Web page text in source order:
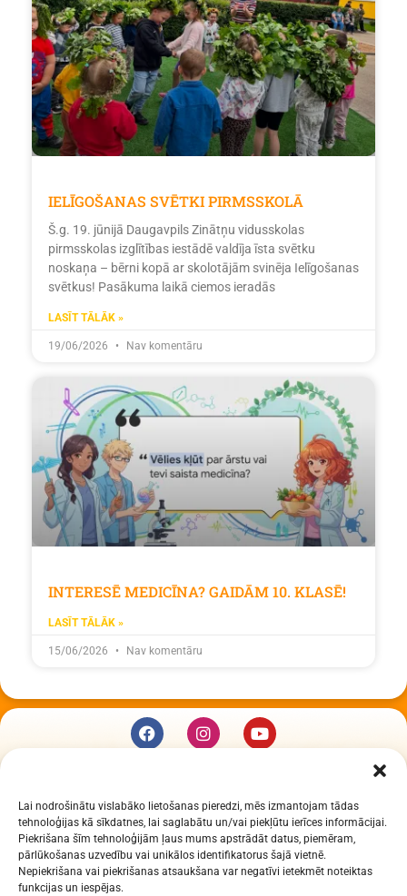
Lai nodrošinātu vislabāko lietošanas pieredzi, mēs izmantojam tādas
tehnoloģijas kā sīkdatnes, lai saglabātu un/vai piekļūtu ierīces informācijai.
Piekrišana šīm tehnoloģijām ļaus mums apstrādāt datus, piemēram,
pārlūkošanas uzvedību vai unikālos identifikatorus šajā vietnē.
Nepiekrišana vai piekrišanas atsaukšana var negatīvi ietekmēt noteiktas
funkcijas un iespējas.
IELĪGOŠANAS SVĒTKI PIRMSSKOLĀ
Š.g. 19. jūnijā Daugavpils Zinātņu vidusskolas
pirmsskolas izglītības iestādē valdīja īsta svētku
noskaņa – bērni kopā ar skolotājām svinēja Ielīgošanas
svētkus! Pasākuma laikā ciemos ieradās
LASĪT TĀLĀK »
19/06/2026 Nav komentāru
INTERESĒ MEDICĪNA? GAIDĀM 10. KLASĒ!
LASĪT TĀLĀK »
15/06/2026 Nav komentāru
Daugavpils Zinātņu vidusskola
Raiņa iela 30, Daugavpils, LV-5401
Reģ. Nr. 2713903513 (IZM)
Daugavpils valstspilsētas pašvaldība 90000077325